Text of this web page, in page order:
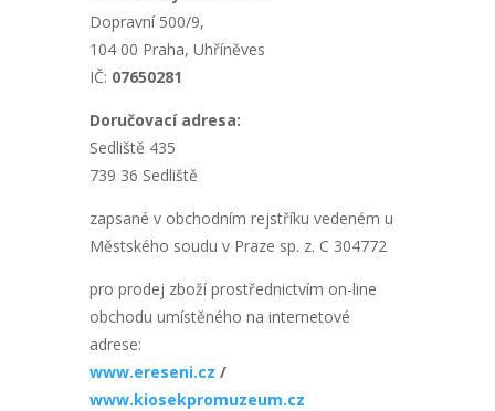
Dopravní 500/9,
104 00 Praha, Uhříněves
IČ: 07650281
Doručovací adresa:
Sedliště 435
739 36 Sedliště
zapsané v obchodním rejstříku vedeném u
Městského soudu v Praze sp. z. C 304772
pro prodej zboží prostřednictvím on-line
obchodu umístěného na internetové
adrese:
www.ereseni.cz /
www.kiosekpromuzeum.cz